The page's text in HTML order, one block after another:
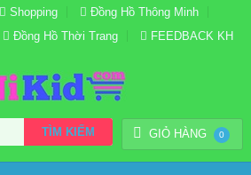
Shopping
Đồng Hồ Thông Minh
Đồng Hồ Thời Trang FEEDBACK KH
GIỎ HÀNG 0
TÌM KIẾM